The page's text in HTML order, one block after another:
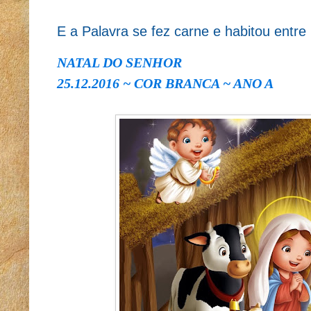
E a Palavra se fez carne e habitou entre
NATAL DO SENHOR
25.12.2016 ~ COR BRANCA ~ ANO A